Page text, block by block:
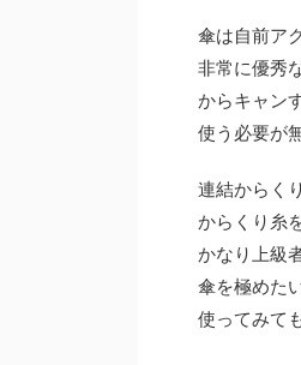
傘は自前ア
非常に優秀
からキャン
使う必要が
連結からく
からくり糸
かなり上級
傘を極めた
使ってみて